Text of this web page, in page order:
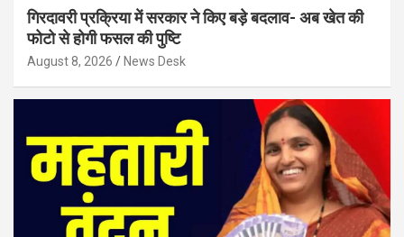
गिरदावरी प्रक्रिया में सरकार ने किए बड़े बदलाव- अब खेत की
फोटो से होगी फसल की पुष्टि
August 8, 2026 News Desk